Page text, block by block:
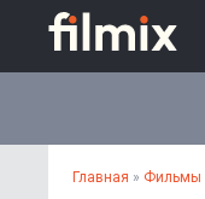
Главная » Фильмы